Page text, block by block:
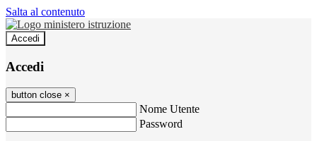
Salta al contenuto
Accedi
Accedi
button close ×
Nome Utente
Password